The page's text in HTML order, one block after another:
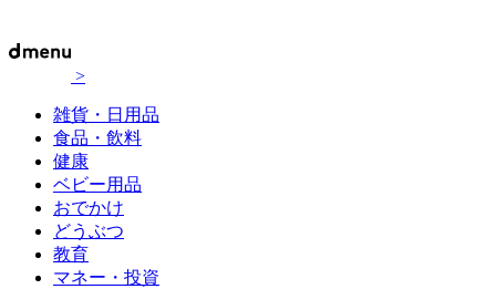
>
雑貨・日用品
食品・飲料
健康
ベビー用品
おでかけ
どうぶつ
教育
マネー・投資